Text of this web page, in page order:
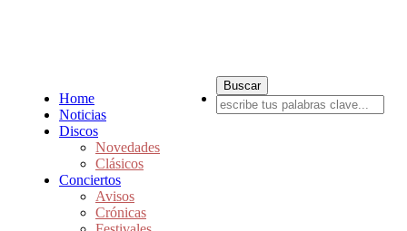
Home
Noticias
Discos
Novedades
Clásicos
Conciertos
Avisos
Crónicas